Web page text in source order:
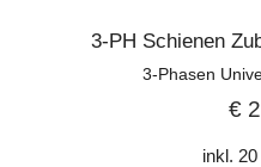
3-PH Schienen
3-Phasen
€
inkl.